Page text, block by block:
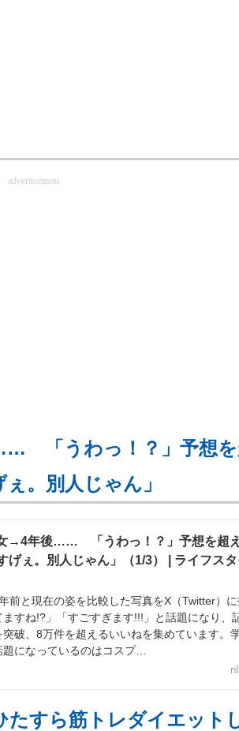
advertisement
「うわっ！？」予想を
。別人じゃん」
→4年後…… 「うわっ！？」予想を超
げぇ。別人じゃん」（1/3） | ライフス
と現在の姿を比較した写真をX（Twitter）に
ますね!?」「すごすぎます!!!」と話題になり、
破、8万件を超えるいいねを集めています。
なっているのはコスプ…
たすら筋トレダイエット